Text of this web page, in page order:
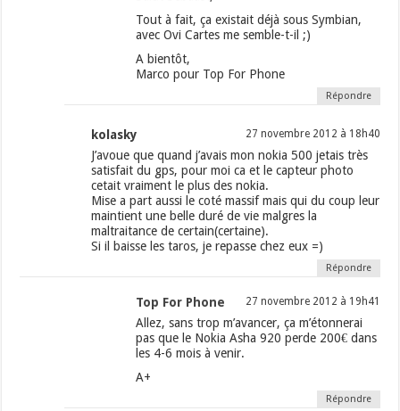
Tout à fait, ça existait déjà sous Symbian,
avec Ovi Cartes me semble-t-il ;)
A bientôt,
Marco pour Top For Phone
Répondre
kolasky 27 novembre 2012 à 18h40
J’avoue que quand j’avais mon nokia 500 jetais très
satisfait du gps, pour moi ca et le capteur photo
cetait vraiment le plus des nokia.
Mise a part aussi le coté massif mais qui du coup leur
maintient une belle duré de vie malgres la
maltraitance de certain(certaine).
Si il baisse les taros, je repasse chez eux =)
Répondre
Top For Phone 27 novembre 2012 à 19h41
Allez, sans trop m’avancer, ça m’étonnerai
pas que le Nokia Asha 920 perde 200€ dans
les 4-6 mois à venir.
A+
Répondre